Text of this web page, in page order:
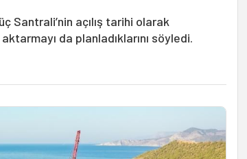
Santrali’nin açılış tarihi olarak
da planladıklarını söyledi.